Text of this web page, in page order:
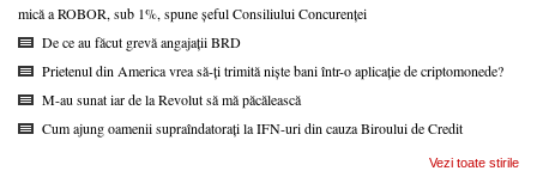
mică a ROBOR, sub 1%, spune șeful Consiliului Concurenței
De ce au făcut grevă angajații BRD
Prietenul din America vrea să-ți trimită niște bani într-o aplicație de criptomonede?
M-au sunat iar de la Revolut să mă păcălească
Cum ajung oamenii supraîndatorați la IFN-uri din cauza Biroului de Credit
Vezi toate stirile